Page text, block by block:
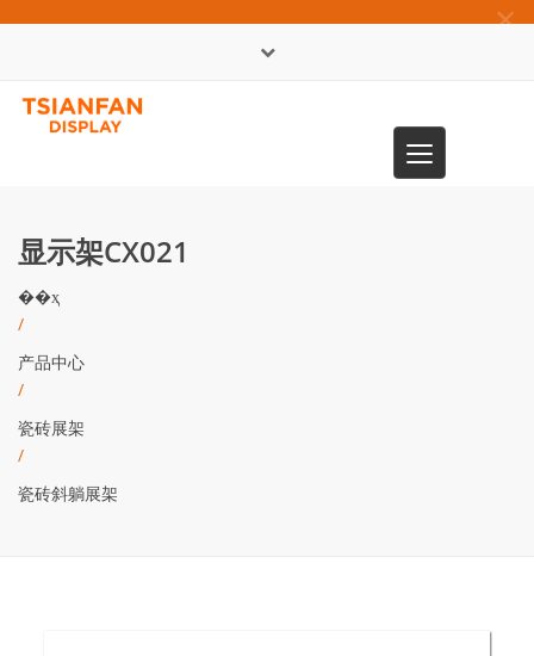
×
Toggle
navigation
显示架CX021
��ҳ
/
产品中心
/
瓷砖展架
/
瓷砖斜躺展架